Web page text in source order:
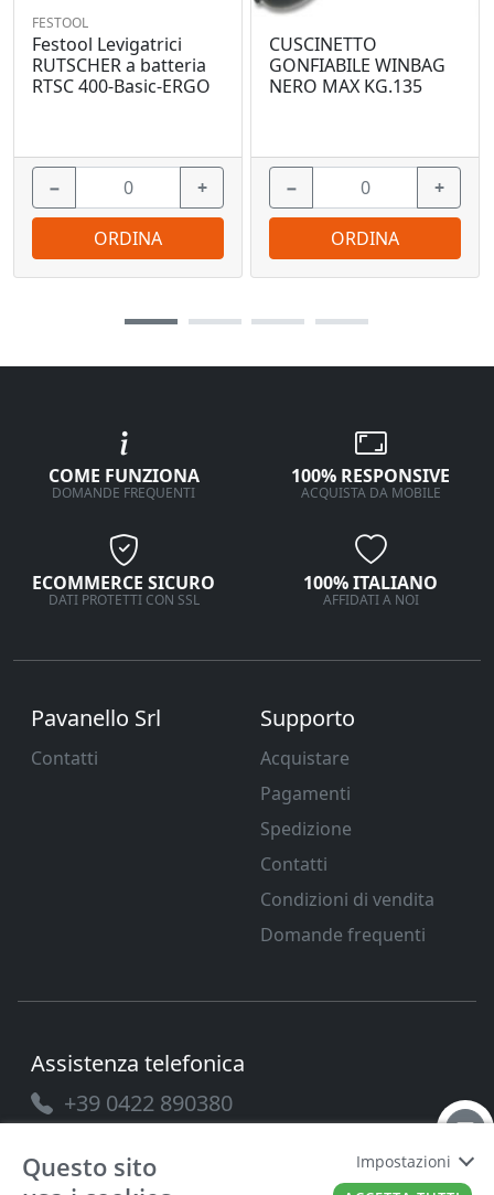
FESTOOL
Festool Levigatrici
RUTSCHER a batteria
RTSC 400-Basic-ERGO
− +
ORDINA
CUSCINETTO
GONFIABILE WINBAG
NERO MAX KG.135
− +
ORDINA
COME FUNZIONA
DOMANDE FREQUENTI
100% RESPONSIVE
ACQUISTA DA MOBILE
ECOMMERCE SICURO
DATI PROTETTI CON SSL
100% ITALIANO
AFFIDATI A NOI
Pavanello Srl
Contatti
Supporto
Acquistare
Pagamenti
Spedizione
Contatti
Condizioni di vendita
Domande frequenti
Assistenza telefonica
+39 0422 890380
Questo sito
Impostazioni